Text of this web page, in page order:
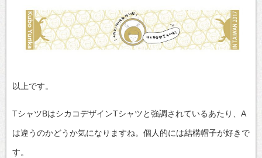
以上です。
TシャツBはシカコデザインTシャツと強調されているあたり、A
は違うのかどうか気になりますね。個人的には結構帽子が好きで
す。